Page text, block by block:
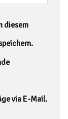
diesem
via E-Mail.